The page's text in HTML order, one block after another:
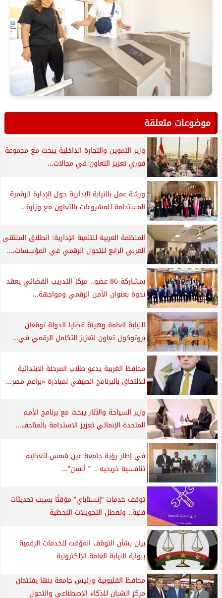
موضوعات متعلقة
وزير التموين والتجارة الداخلية يبحث مع مجموعة
فوري تعزيز التعاون في مجالات...
ورشة عمل بالنيابة الإدارية حول الإدارة الرقمية
المستدامة للمشروعات بالتعاون مع وزارة...
المنظمة العربية للتنمية الإدارية: انطلاق الملتقى
العربي الرابع للتحول الرقمي في المؤسسات،...
بمشاركة 86 عضو.. مركز التدريب القضائي يعقد
ندوة بعنوان الأمن الرقمي ومواجهة...
النيابة العامة وهيئة قضايا الدولة توقعان
بروتوكول تعاون لتعزيز التكامل الرقمي في...
محافظ الغربية يدعو طلاب المرحلة الابتدائية
للالتحاق بالبرنامج الصيفي لمبادرة «براعم مصر...
وزير السياحة والآثار يبحث مع برنامج الأمم
المتحدة الإنمائي تعزيز الاستدامة بالمتاحف...
في إطار رؤية جامعة عين شمس لتعظيم
تنافسية خريجيه .. ” ألسن”...
توقف خدمات “إنستاباي” مؤقتًا بسبب تحديثات
فنية.. وتعطل التحويلات اللحظية
بيان بشأن التوقف المؤقت للخدمات الرقمية
ببوابة النيابة العامة الإلكترونية
محافظ القليوبية ورئيس جامعة بنها يفتتحان
مركز الشبان للذكاء الاصطناعي والتحول